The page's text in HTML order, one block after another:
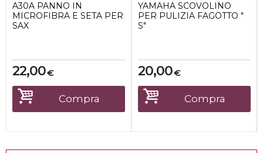
A30A PANNO IN
MICROFIBRA E SETA PER
SAX
€
22,00
Compra
YAMAHA SCOVOLINO
PER PULIZIA FAGOTTO "
S"
€
20,00
Compra